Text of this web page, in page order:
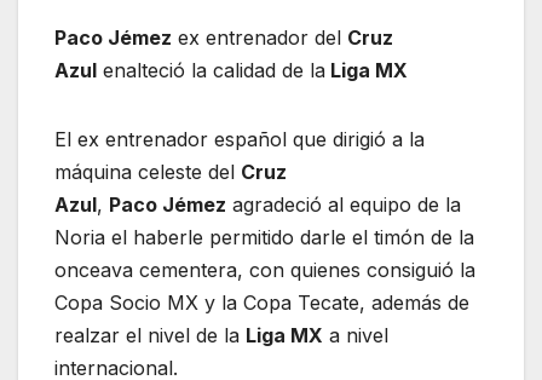
Paco Jémez ex entrenador del Cruz
Azul enalteció la calidad de la Liga MX
El ex entrenador español que dirigió a la
máquina celeste del Cruz
Azul, Paco Jémez agradeció al equipo de la
Noria el haberle permitido darle el timón de la
onceava cementera, con quienes consiguió la
Copa Socio MX y la Copa Tecate, además de
realzar el nivel de la Liga MX a nivel
internacional.